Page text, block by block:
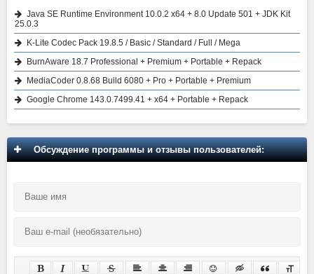
Java SE Runtime Environment 10.0.2 x64 + 8.0 Update 501 + JDK Kit
25.0.3
K-Lite Codec Pack 19.8.5 / Basic / Standard / Full / Mega
BurnAware 18.7 Professional + Premium + Portable + Repack
MediaCoder 0.8.68 Build 6080 + Pro + Portable + Premium
Google Chrome 143.0.7499.41 + x64 + Portable + Repack
Обсуждение программы и отзывы пользователей: